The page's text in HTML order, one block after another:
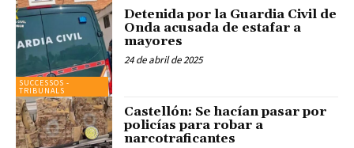
SUCCESSOS -
TRIBUNALS
Detenida por la Guardia Civil de
Onda acusada de estafar a
mayores
24 de abril de 2025
Castellón: Se hacían pasar por
policías para robar a
narcotraficantes